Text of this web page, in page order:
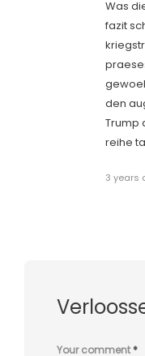
Was
fazit
den
Trump
reihe
3 years
Your comment*